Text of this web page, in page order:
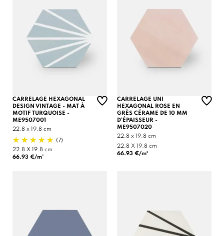
CARRELAGE HEXAGONAL
DESIGN VINTAGE - MAT À
MOTIF TURQUOISE -
ME9507001
22.8 x 19.8 cm
(7)
22.8 X 19.8 cm
66.93 €/m²
CARRELAGE UNI
HEXAGONAL ROSE EN
GRÈS CÉRAME DE 10 MM
D'ÉPAISSEUR -
ME9507020
22.8 x 19.8 cm
22.8 X 19.8 cm
66.93 €/m²